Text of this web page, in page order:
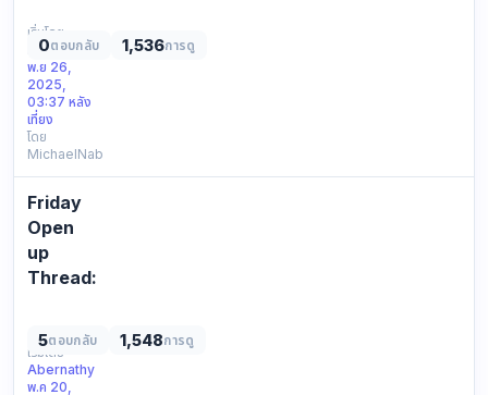
across:
conte…
random
stuff
leaving
something
i
saw
basic
outline,
still
maybe
worth
a
look.
p…
เริ่มโดย
MichaelNab
พ.ย 26,
2025,
03:37 หลัง
เที่ยง
โดย
MichaelNab
0ตอบกลับ 1,536การดู
Friday
Open
up
Thread:
your
beloved
เริ่มโดย
Abernathy
พ.ค 20,
5ตอบกลับ 1,548การดู